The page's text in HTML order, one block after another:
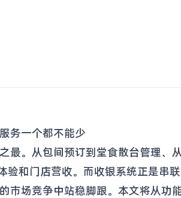
务一个都不能少
最。从包间预订到堂食散台管理
和门店营收。而收银系统正是串
市场竞争中站稳脚跟。本文将从